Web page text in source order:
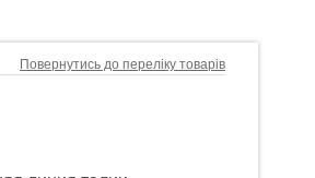
Повернутись до переліку товарів